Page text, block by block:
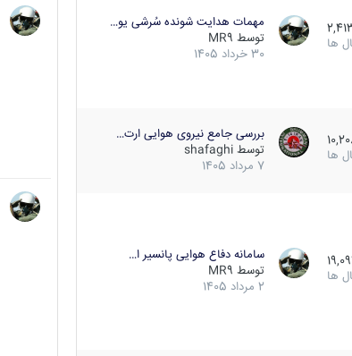
ها
مهمات هدایت شونده سُرشی یو…
توسط MR9
30 خرداد 1405
ها
بررسی جامع نیروی هوایی ارت…
توسط shafaghi
7 مرداد 1405
ها
سامانه دفاع هوایی پانسیر ا…
توسط MR9
2 مرداد 1405